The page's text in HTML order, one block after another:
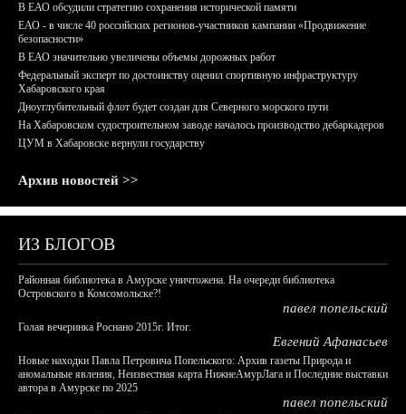
В ЕАО обсудили стратегию сохранения исторической памяти
ЕАО - в числе 40 российских регионов-участников кампании «Продвижение
безопасности»
В ЕАО значительно увеличены объемы дорожных работ
Федеральный эксперт по достоинству оценил спортивную инфраструктуру
Хабаровского края
Дноуглубительный флот будет создан для Северного морского пути
На Хабаровском судостроительном заводе началось производство дебаркадеров
ЦУМ в Хабаровске вернули государству
Архив новостей >>
ИЗ БЛОГОВ
Районная библиотека в Амурске уничтожена. На очереди библиотека
Островского в Комсомольске?!
павел попельский
Голая вечеринка Роснано 2015г. Итог.
Евгений Афанасьев
Новые находки Павла Петровича Попельского: Архив газеты Природа и
аномальные явления, Неизвестная карта НижнеАмурЛага и Последние выставки
автора в Амурске по 2025
павел попельский